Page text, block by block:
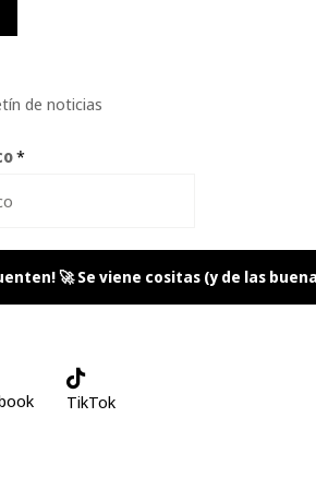
de noticias
*
🚀 Se viene cositas (y de las
TikTok